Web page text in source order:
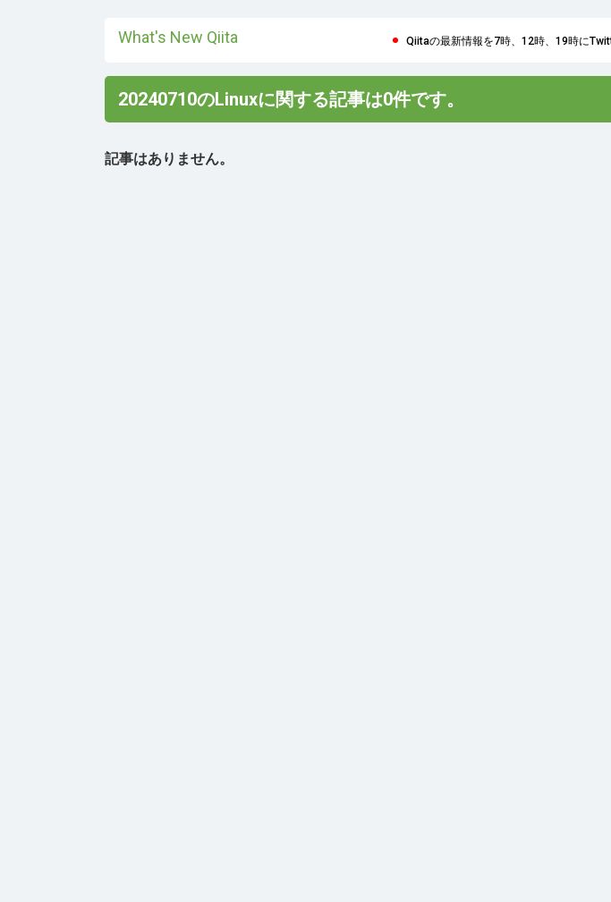
What's New Qiita Qiitaの最新情報を7時、12時、19時に
20240710のLinuxに関する記事は0件です。
記事はありません。